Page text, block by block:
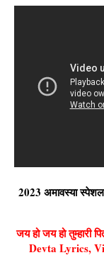
2023 अमावस्या स्पेशल
जय हो जय हो
Devta Lyrics,